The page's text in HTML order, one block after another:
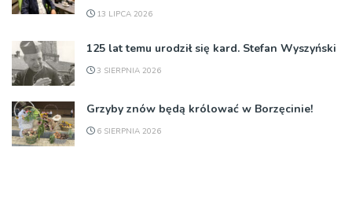
13 LIPCA 2026
125 lat temu urodził się kard. Stefan Wyszyński
3 SIERPNIA 2026
Grzyby znów będą królować w Borzęcinie!
6 SIERPNIA 2026